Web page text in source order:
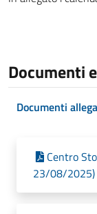
Documenti
Documenti
Centro
23/08/2025)